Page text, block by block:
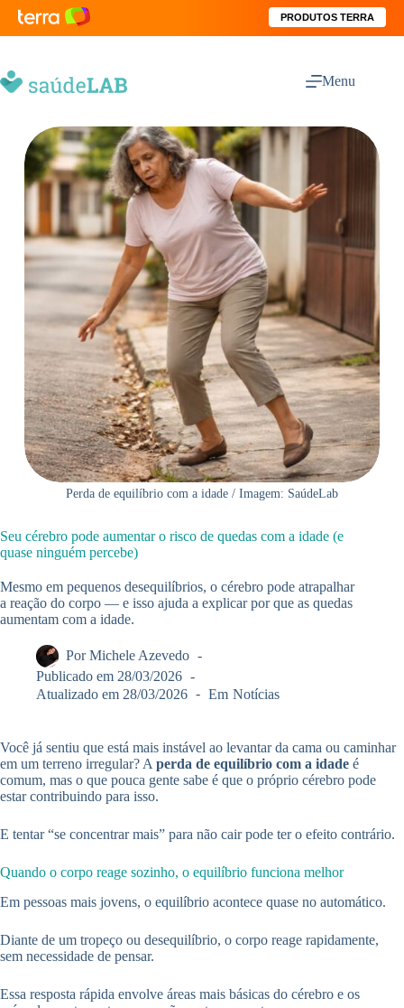
PRODUTOS TERRA
Menu
Perda de equilíbrio com a idade / Imagem: SaúdeLab
Seu cérebro pode aumentar o risco de quedas com a idade (e
quase ninguém percebe)
Mesmo em pequenos desequilíbrios, o cérebro pode atrapalhar
a reação do corpo — e isso ajuda a explicar por que as quedas
aumentam com a idade.
Por Michele Azevedo
Publicado em 28/03/2026
Atualizado em 28/03/2026 Em Notícias
Você já sentiu que está mais instável ao levantar da cama ou caminhar
em um terreno irregular? A perda de equilíbrio com a idade é
comum, mas o que pouca gente sabe é que o próprio cérebro pode
estar contribuindo para isso.
E tentar “se concentrar mais” para não cair pode ter o efeito contrário.
Quando o corpo reage sozinho, o equilíbrio funciona melhor
Em pessoas mais jovens, o equilíbrio acontece quase no automático.
Diante de um tropeço ou desequilíbrio, o corpo reage rapidamente,
sem necessidade de pensar.
Essa resposta rápida envolve áreas mais básicas do cérebro e os